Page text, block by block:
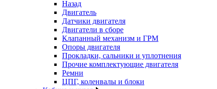
Назад
Двигатель
Датчики двигателя
Двигатели в сборе
Клапанный механизм и ГРМ
Опоры двигателя
Прокладки, сальники и уплотнения
Прочие комплектующие двигателя
Ремни
ЦПГ, коленвалы и блоки